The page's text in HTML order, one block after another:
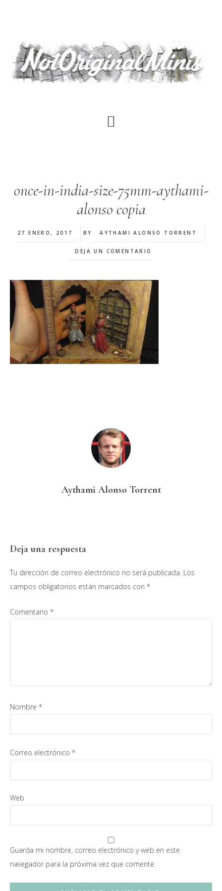
principal
once-in-india-size-75mm-aythami-
alonso copia
27 ENERO, 2017 BY AYTHAMI ALONSO TORRENT
DEJA UN COMENTARIO
Aythami Alonso Torrent
Interacciones
con
los
Deja una respuesta
Tu dirección de correo electrónico no será publicada. Los
campos obligatorios están marcados con *
Comentario *
Nombre *
Correo electrónico *
Web
Guarda mi nombre, correo electrónico y web en este
navegador para la próxima vez que comente.